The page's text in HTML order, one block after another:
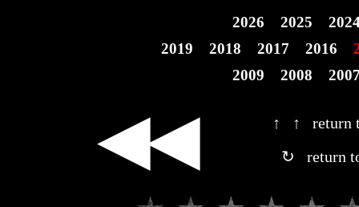
2026 2025
2019
2018 2017 2016
2009
2008
◀◀
↑ ↑ return
↻ return